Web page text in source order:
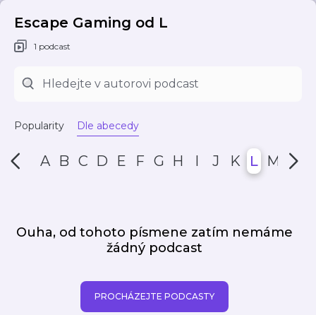
Escape Gaming od L
1 podcast
Popularity Dle abecedy
A B C D E F G H I J K L M N
Ouha, od tohoto písmene zatím nemáme
žádný podcast
PROCHÁZEJTE PODCASTY